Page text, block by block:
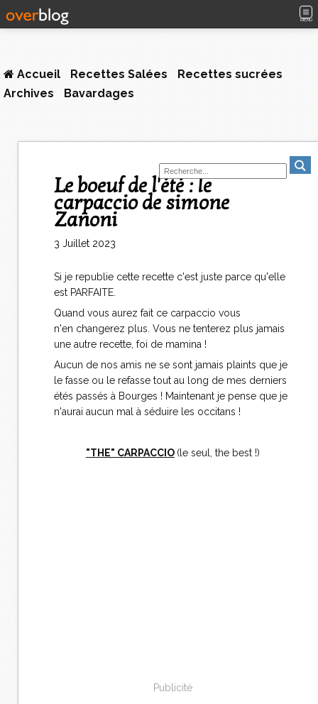
MENU
Accueil Recettes Salées
Recettes sucrées
Archives
Bavardages
Le boeuf de l'été : le
carpaccio de simone
Zanoni
3 Juillet 2023
Si je republie cette recette c'est juste parce qu'elle
est PARFAITE.
Quand vous aurez fait ce carpaccio vous
n'en changerez plus. Vous ne tenterez plus jamais
une autre recette, foi de mamina !
Aucun de nos amis ne se sont jamais plaints que je
le fasse ou le refasse tout au long de mes derniers
étés passés à Bourges ! Maintenant je pense que je
n'aurai aucun mal à séduire les occitans !
"THE" CARPACCIO (le seul, the best !)
Publicité